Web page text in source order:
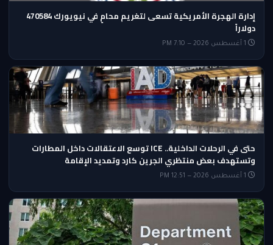
إدارة الهجرة الأمريكية تسعى لتغريم محامٍ في نيويورك 470584
دولاراً
حتى في الرحلات الداخلية.. ICE توسع الاعتقالات داخل المطارات
وتستهدف بعض منتظري الجرين كارد وتمديد الإقامة